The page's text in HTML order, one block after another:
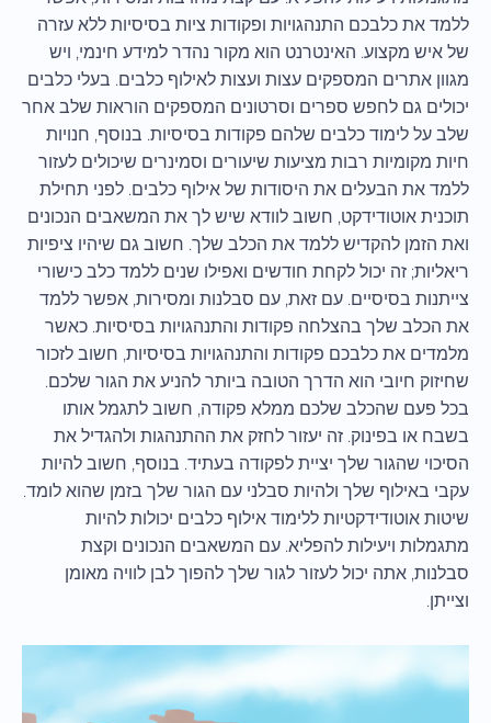
ללמד את כלבכם התנהגויות ופקודות ציות בסיסיות ללא עזרה
של איש מקצוע. האינטרנט הוא מקור נהדר למידע חינמי, ויש
מגוון אתרים המספקים עצות ועצות לאילוף כלבים. בעלי כלבים
יכולים גם לחפש ספרים וסרטונים המספקים הוראות שלב אחר
שלב על לימוד כלבים שלהם פקודות בסיסיות. בנוסף, חנויות
חיות מקומיות רבות מציעות שיעורים וסמינרים שיכולים לעזור
ללמד את הבעלים את היסודות של אילוף כלבים. לפני תחילת
תוכנית אוטודידקט, חשוב לוודא שיש לך את המשאבים הנכונים
ואת הזמן להקדיש ללמד את הכלב שלך. חשוב גם שיהיו ציפיות
ריאליות; זה יכול לקחת חודשים ואפילו שנים ללמד כלב כישורי
צייתנות בסיסיים. עם זאת, עם סבלנות ומסירות, אפשר ללמד
את הכלב שלך בהצלחה פקודות והתנהגויות בסיסיות. כאשר
מלמדים את כלבכם פקודות והתנהגויות בסיסיות, חשוב לזכור
שחיזוק חיובי הוא הדרך הטובה ביותר להניע את הגור שלכם.
בכל פעם שהכלב שלכם ממלא פקודה, חשוב לתגמל אותו
בשבח או בפינוק. זה יעזור לחזק את ההתנהגות ולהגדיל את
הסיכוי שהגור שלך יציית לפקודה בעתיד. בנוסף, חשוב להיות
עקבי באילוף שלך ולהיות סבלני עם הגור שלך בזמן שהוא לומד.
שיטות אוטודידקטיות ללימוד אילוף כלבים יכולות להיות
מתגמלות ויעילות להפליא. עם המשאבים הנכונים וקצת
סבלנות, אתה יכול לעזור לגור שלך להפוך לבן לוויה מאומן
וצייתן.